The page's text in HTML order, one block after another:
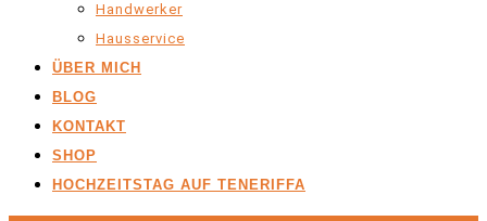
Handwerker
Hausservice
ÜBER MICH
BLOG
KONTAKT
SHOP
HOCHZEITSTAG AUF TENERIFFA